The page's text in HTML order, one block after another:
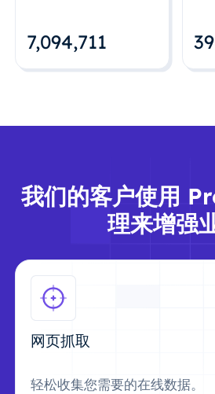
7,094,712
我们的客户使用
理来增强
网页抓取
轻松收集您需要的在线数据。